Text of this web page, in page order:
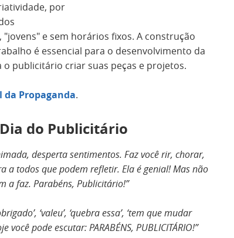
por
e sem horários fixos. A construção
é essencial para o desenvolvimento da
publicitário criar suas peças e projetos.
da Propaganda.
do Publicitário
desperta sentimentos. Faz você rir, chorar,
a todos que podem refletir. Ela é genial! Mas não
a faz. Parabéns, Publicitário!”
‘valeu’, ‘quebra essa’, ‘tem que mudar
você pode escutar: PARABÉNS, PUBLICITÁRIO!”